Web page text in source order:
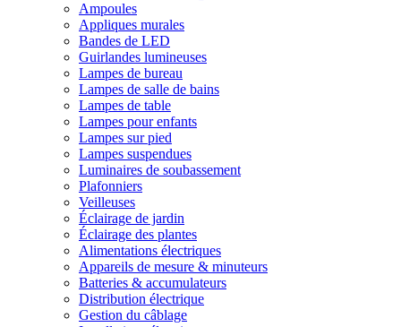
Ampoules
Appliques murales
Bandes de LED
Guirlandes lumineuses
Lampes de bureau
Lampes de salle de bains
Lampes de table
Lampes pour enfants
Lampes sur pied
Lampes suspendues
Luminaires de soubassement
Plafonniers
Veilleuses
Éclairage de jardin
Éclairage des plantes
Alimentations électriques
Appareils de mesure & minuteurs
Batteries & accumulateurs
Distribution électrique
Gestion du câblage